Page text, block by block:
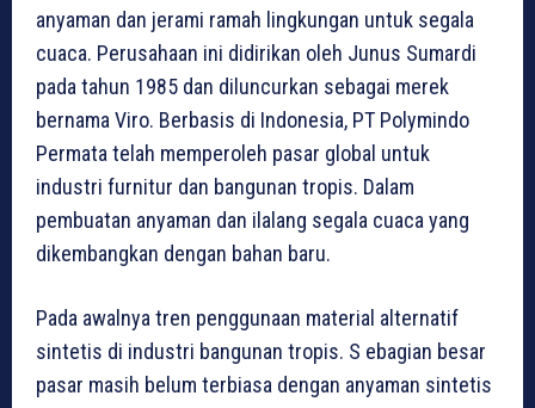
anyaman dan jerami ramah lingkungan untuk segala
cuaca. Perusahaan ini didirikan oleh Junus Sumardi
pada tahun 1985 dan diluncurkan sebagai merek
bernama Viro. Berbasis di Indonesia, PT Polymindo
Permata telah memperoleh pasar global untuk
industri furnitur dan bangunan tropis. Dalam
pembuatan anyaman dan ilalang segala cuaca yang
dikembangkan dengan bahan baru.
Pada awalnya tren penggunaan material alternatif
sintetis di industri bangunan tropis. S ebagian besar
pasar masih belum terbiasa dengan anyaman sintetis